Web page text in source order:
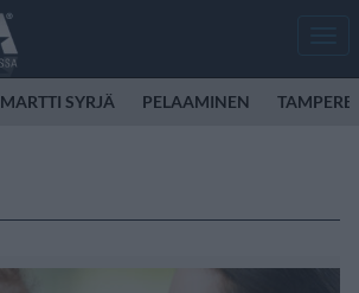
MARTTI SYRJÄ PELAAMINEN TAMPERE